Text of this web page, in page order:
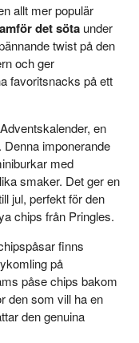
allt mer populär
det söta under
twist på den
och ger
favoritsnacks på ett
en
imponerande
med
smaker. Det ger en
jul, perfekt för den
chips från Pringles.
finns
på
påse chips bakom
den som vill ha en
den genuina